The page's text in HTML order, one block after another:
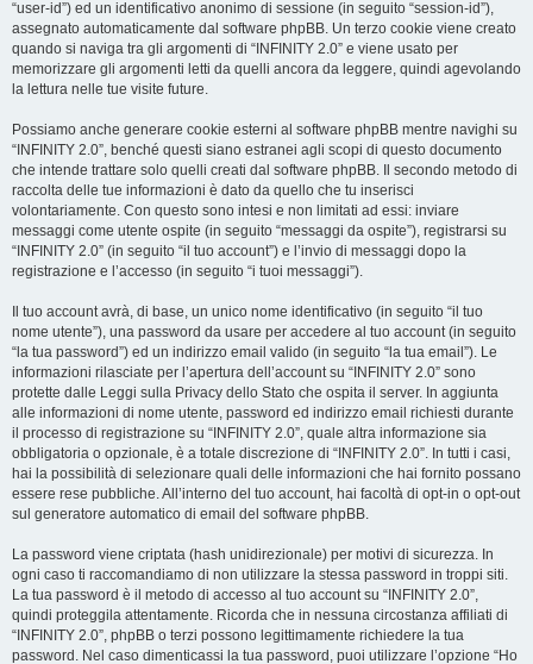
“user-id”) ed un identificativo anonimo di sessione (in seguito “session-id”),
assegnato automaticamente dal software phpBB. Un terzo cookie viene creato
quando si naviga tra gli argomenti di “INFINITY 2.0” e viene usato per
memorizzare gli argomenti letti da quelli ancora da leggere, quindi agevolando
la lettura nelle tue visite future.
Possiamo anche generare cookie esterni al software phpBB mentre navighi su
“INFINITY 2.0”, benché questi siano estranei agli scopi di questo documento
che intende trattare solo quelli creati dal software phpBB. Il secondo metodo di
raccolta delle tue informazioni è dato da quello che tu inserisci
volontariamente. Con questo sono intesi e non limitati ad essi: inviare
messaggi come utente ospite (in seguito “messaggi da ospite”), registrarsi su
“INFINITY 2.0” (in seguito “il tuo account”) e l’invio di messaggi dopo la
registrazione e l’accesso (in seguito “i tuoi messaggi”).
Il tuo account avrà, di base, un unico nome identificativo (in seguito “il tuo
nome utente”), una password da usare per accedere al tuo account (in seguito
“la tua password”) ed un indirizzo email valido (in seguito “la tua email”). Le
informazioni rilasciate per l’apertura dell’account su “INFINITY 2.0” sono
protette dalle Leggi sulla Privacy dello Stato che ospita il server. In aggiunta
alle informazioni di nome utente, password ed indirizzo email richiesti durante
il processo di registrazione su “INFINITY 2.0”, quale altra informazione sia
obbligatoria o opzionale, è a totale discrezione di “INFINITY 2.0”. In tutti i casi,
hai la possibilità di selezionare quali delle informazioni che hai fornito possano
essere rese pubbliche. All’interno del tuo account, hai facoltà di opt-in o opt-out
sul generatore automatico di email del software phpBB.
La password viene criptata (hash unidirezionale) per motivi di sicurezza. In
ogni caso ti raccomandiamo di non utilizzare la stessa password in troppi siti.
La tua password è il metodo di accesso al tuo account su “INFINITY 2.0”,
quindi proteggila attentamente. Ricorda che in nessuna circostanza affiliati di
“INFINITY 2.0”, phpBB o terzi possono legittimamente richiedere la tua
password. Nel caso dimenticassi la tua password, puoi utilizzare l’opzione “Ho